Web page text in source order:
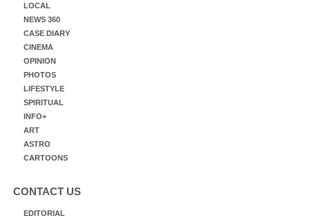
LOCAL
NEWS 360
CASE DIARY
CINEMA
OPINION
PHOTOS
LIFESTYLE
SPIRITUAL
INFO+
ART
ASTRO
CARTOONS
CONTACT US
EDITORIAL